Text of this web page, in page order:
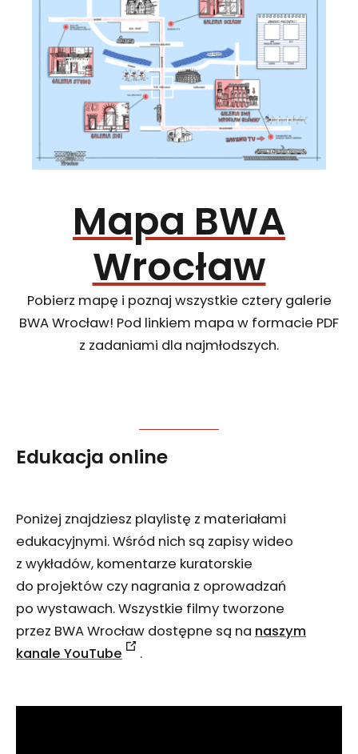
Mapa BWA
Wrocław
Pobierz mapę i poznaj wszystkie cztery galerie
BWA Wrocław! Pod linkiem mapa w formacie PDF
z zadaniami dla najmłodszych.
Edukacja online
Poniżej znajdziesz playlistę z materiałami
edukacyjnymi. Wśród nich są zapisy wideo
z wykładów, komentarze kuratorskie
do projektów czy nagrania z oprowadzań
po wystawach. Wszystkie filmy tworzone
przez BWA Wrocław dostępne są na naszym
kanale YouTube
.